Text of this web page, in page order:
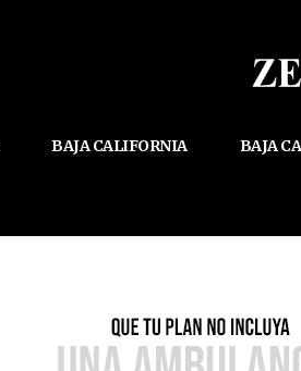
BAJA CALIFORNIA BAJA